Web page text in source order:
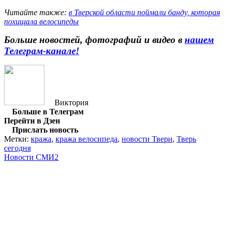
Читайте также: в Тверской области поймали банду, которая
похищала велосипеды
Больше новостей, фотографий и видео в нашем
Телеграм-канале!
Виктория
Больше в Телеграм
Перейти в Дзен
Прислать новость
Метки: кража, кража велосипеда, новости Твери, Тверь
сегодня
Новости СМИ2